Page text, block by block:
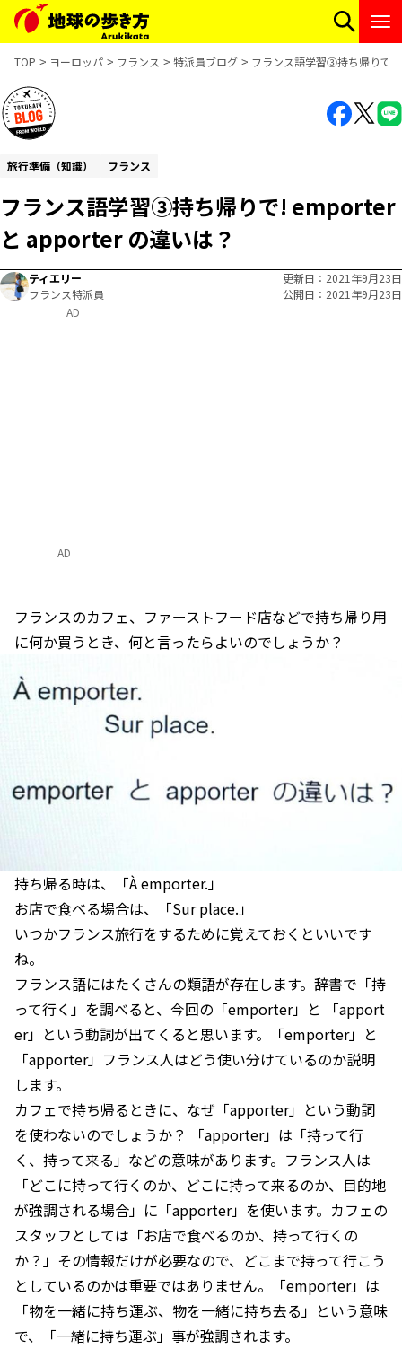
TOP ヨーロッパ フランス 特派員ブログ フランス語学習③持ち帰りで!
旅行準備（知識） フランス
フランス語学習③持ち帰りで! emporter
と apporter の違いは？
ティエリー
フランス特派員
更新日
2021年9月23日
公開日
2021年9月23日
AD
フランスのカフェ、ファーストフード店などで持ち帰り用
に何か買うとき、何と言ったらよいのでしょうか？
持ち帰る時は、「À emporter.」
お店で食べる場合は、「Sur place.」
いつかフランス旅行をするために覚えておくといいです
ね。
フランス語にはたくさんの類語が存在します。辞書で「持
って行く」を調べると、今回の「emporter」と 「apport
er」という動詞が出てくると思います。「emporter」と
「apporter」フランス人はどう使い分けているのか説明
します。
カフェで持ち帰るときに、なぜ「apporter」という動詞
を使わないのでしょうか？ 「apporter」は「持って行
く、持って来る」などの意味があります。フランス人は
「どこに持って行くのか、どこに持って来るのか、目的地
が強調される場合」に「apporter」を使います。カフェの
スタッフとしては「お店で食べるのか、持って行くの
か？」その情報だけが必要なので、どこまで持って行こう
としているのかは重要ではありません。「emporter」は
「物を一緒に持ち運ぶ、物を一緒に持ち去る」という意味
で、「一緒に持ち運ぶ」事が強調されます。
AD